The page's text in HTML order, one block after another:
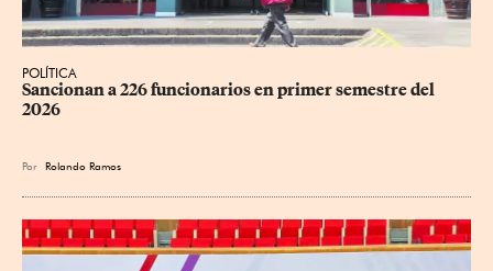
POLÍTICA
Sancionan a 226 funcionarios en primer semestre del
2026
Por Rolando Ramos